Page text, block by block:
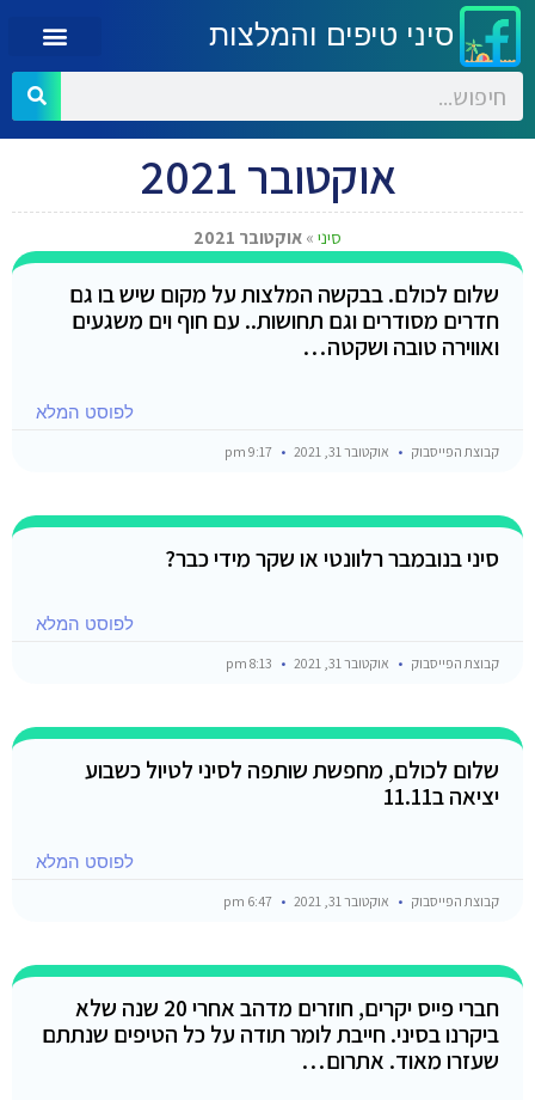
סיני טיפים והמלצות
אוקטובר 2021
סיני » אוקטובר 2021
שלום לכולם. בבקשה המלצות על מקום שיש בו גם
חדרים מסודרים וגם תחושות.. עם חוף וים משגעים
ואווירה טובה ושקטה…
לפוסט המלא
קבוצת הפייסבוק אוקטובר 31, 2021
סיני בנובמבר רלוונטי או שקר מידי כבר?
לפוסט המלא
קבוצת הפייסבוק אוקטובר 31, 2021
שלום לכולם, מחפשת שותפה לסיני לטיול כשבוע
יציאה ב11.11
לפוסט המלא
קבוצת הפייסבוק אוקטובר 31, 2021
חברי פייס יקרים, חוזרים מדהב אחרי 20 שנה שלא
ביקרנו בסיני. חייבת לומר תודה על כל הטיפים שנתתם
שעזרו מאוד. אתרום…